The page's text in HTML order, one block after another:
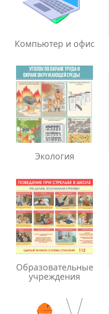
Компьютер и офис
Экология
Образовательные
учреждения